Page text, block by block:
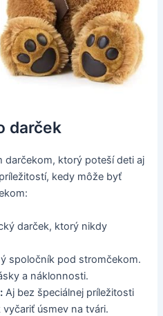
darček
darčekom, ktorý poteší deti aj
kedy môže byť
darček, ktorý nikdy
spoločník pod stromčekom.
a náklonnosti.
Aj bez špeciálnej príležitosti
úsmev na tvári.